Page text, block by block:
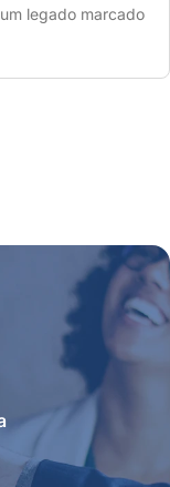
legado marcado